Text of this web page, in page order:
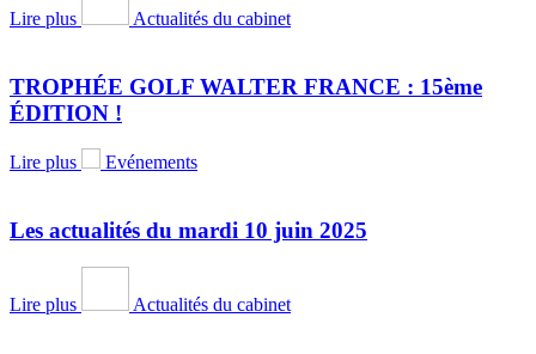
Lire plus Actualités du cabinet
TROPHÉE GOLF WALTER FRANCE : 15ème
ÉDITION !
Lire plus Evénements
Les actualités du mardi 10 juin 2025
Lire plus Actualités du cabinet